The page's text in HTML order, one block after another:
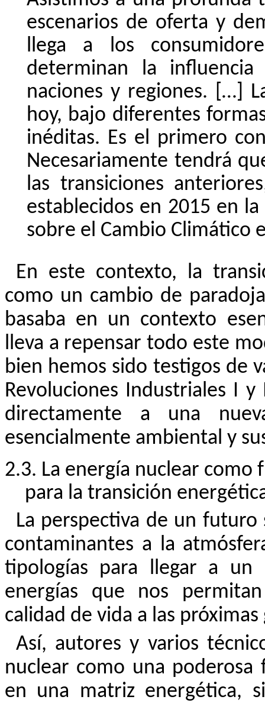
escenarios de oferta y
llega a los
determinan la
naciones y regiones. […]
hoy, bajo diferentes
inéditas. Es el primero
Necesariamente tendrá
las transiciones
establecidos en 2015 en
sobre el Cambio Climático
En este contexto, la
como un cambio de
basaba en un contexto
lleva a repensar todo este
bien hemos sido testigos de
Revoluciones Industriales I
directamente a una
esencialmente ambiental y
2.3. La energía nuclear
para la transición
La perspectiva de un
contaminantes a la
tipologías para llegar a un
energías que nos
calidad de vida a las
Así, autores y varios
nuclear como una poderosa
en una matriz energética,